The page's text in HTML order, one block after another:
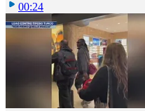
00:24